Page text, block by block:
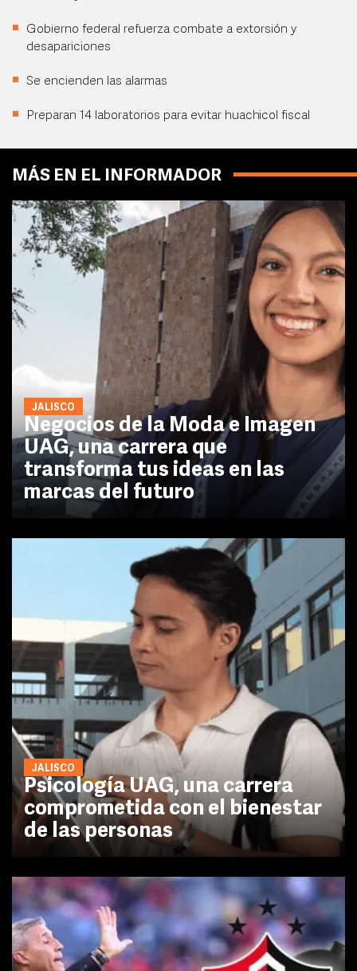
Gobierno federal refuerza combate a extorsión y
desapariciones
Se encienden las alarmas
Preparan 14 laboratorios para evitar huachicol fiscal
MÁS EN EL INFORMADOR
JALISCO
Negocios de la Moda e Imagen
UAG, una carrera que
transforma tus ideas en las
marcas del futuro
JALISCO
Psicología UAG, una carrera
comprometida con el bienestar
de las personas